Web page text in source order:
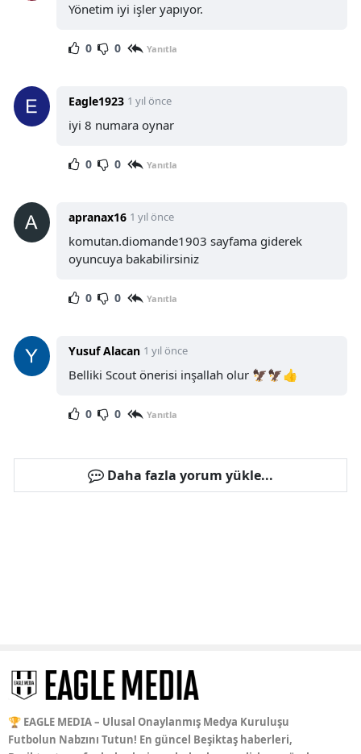
Yönetim iyi işler yapıyor.
0 0 Yanıtla
Eagle1923 1 yıl önce
iyi 8 numara oynar
0 0 Yanıtla
apranax16 1 yıl önce
komutan.diomande1903 sayfama giderek
oyuncuya bakabilirsiniz
0 0 Yanıtla
Yusuf Alacan 1 yıl önce
Belliki Scout önerisi inşallah olur 🦅🦅👍
0 0 Yanıtla
Daha fazla yorum yükle...
🏆 EAGLE MEDIA – Ulusal Onaylanmış Medya Kuruluşu
Futbolun Nabzını Tutun! En güncel Beşiktaş haberleri,